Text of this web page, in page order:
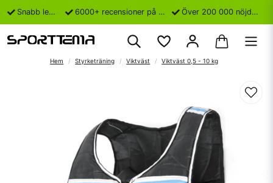
Snabb leverans 6000+ recensioner på Trustpilot Över 200 000 nöjda kunder
Hem Styrketräning Viktväst Viktväst 0,5 - 10 kg